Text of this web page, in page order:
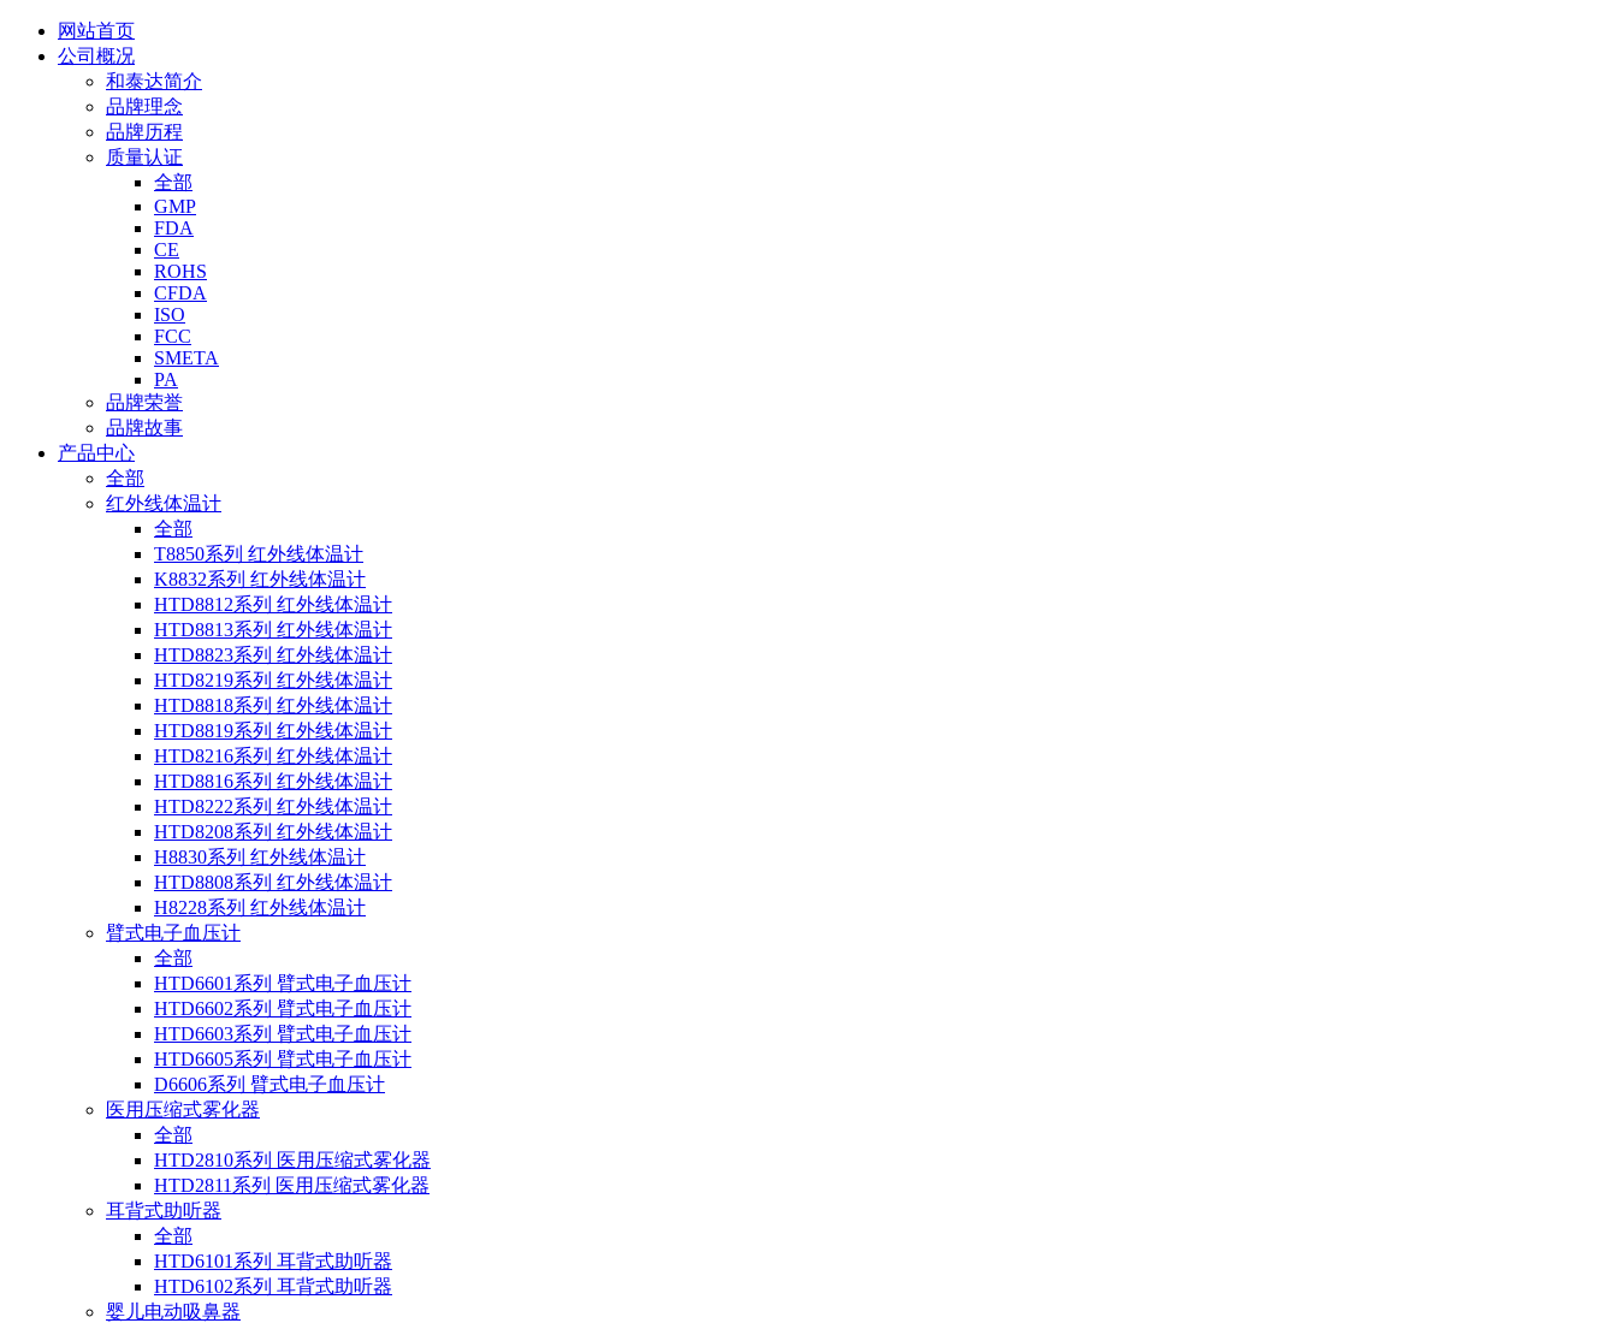
网站首页
公司概况
和泰达简介
品牌理念
品牌历程
质量认证
全部
GMP
FDA
CE
ROHS
CFDA
ISO
FCC
SMETA
PA
品牌荣誉
品牌故事
产品中心
全部
红外线体温计
全部
T8850系列 红外线体温计
K8832系列 红外线体温计
HTD8812系列 红外线体温计
HTD8813系列 红外线体温计
HTD8823系列 红外线体温计
HTD8219系列 红外线体温计
HTD8818系列 红外线体温计
HTD8819系列 红外线体温计
HTD8216系列 红外线体温计
HTD8816系列 红外线体温计
HTD8222系列 红外线体温计
HTD8208系列 红外线体温计
H8830系列 红外线体温计
HTD8808系列 红外线体温计
H8228系列 红外线体温计
臂式电子血压计
全部
HTD6601系列 臂式电子血压计
HTD6602系列 臂式电子血压计
HTD6603系列 臂式电子血压计
HTD6605系列 臂式电子血压计
D6606系列 臂式电子血压计
医用压缩式雾化器
全部
HTD2810系列 医用压缩式雾化器
HTD2811系列 医用压缩式雾化器
耳背式助听器
全部
HTD6101系列 耳背式助听器
HTD6102系列 耳背式助听器
婴儿电动吸鼻器